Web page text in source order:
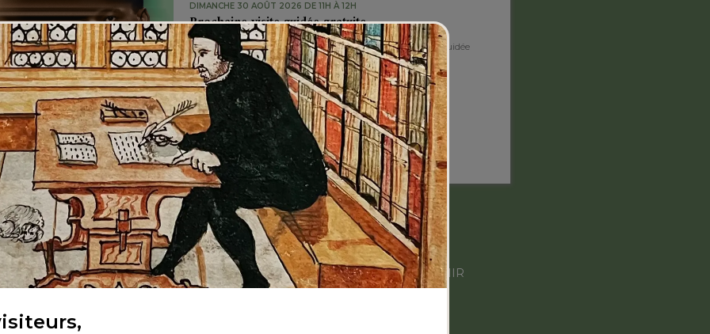
DIMANCHE 30 AOÛT 2026 DE 11H À 12H
Prochaine visite guidée gratuite
Chaque dernier dimanche du mois, le MIR offre la visite guidée
Prochaine date : le dim...
Inscription
Tous les événements
permanente
temporaire à venir
pas de la Réforme
LE MUSÉE
Les Trésors du MIR
Revues médias et publications
La Fondation
AMIDUMIR
vous à la newsletter du MIR
Monsieur Madame
: